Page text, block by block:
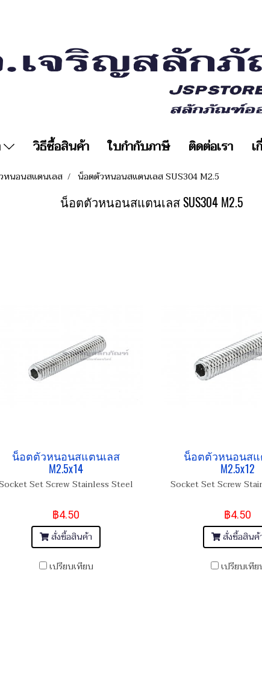
วิธีซื้อสินค้า ใบกำกับภาษี ติดต่อเรา
หนอนสแตนเลส น็อตตัวหนอนสแตนเลส SUS304 M2.5
น็อตตัวหนอนสแตนเลส SUS304 M2.5
น็อตตัวหนอนสแตนเลส
M2.5x14
Set Screw Stainless Steel
฿4.50
สั่งซื้อสินค้า
เปรียบเทียบ
น็อตตัวหนอนสแ
M2.5x12
Socket Set Screw
฿4.50
สั่งซื้อสินค้
เปรียบเทีย